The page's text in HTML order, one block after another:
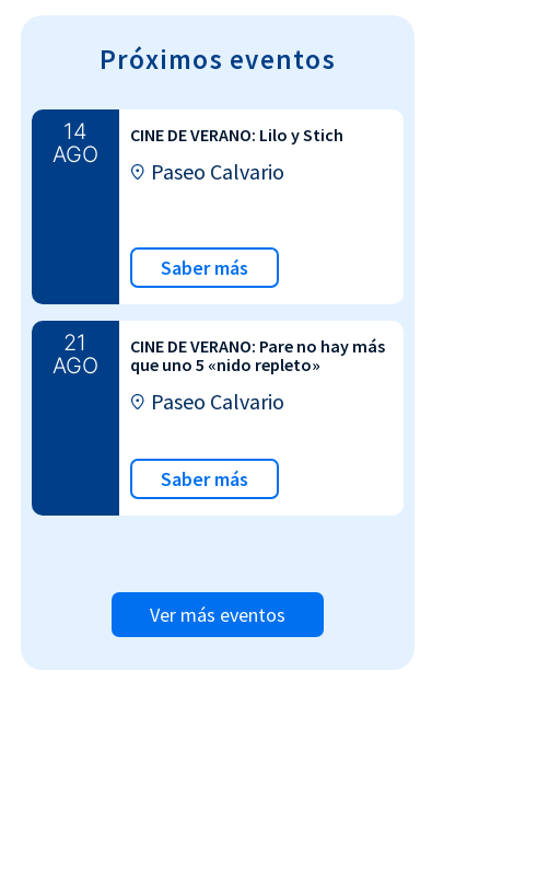
Próximos eventos
14
AGO
CINE DE VERANO: Lilo y Stich
Paseo Calvario
Saber más
21
AGO
CINE DE VERANO: Pare no hay más
que uno 5 «nido repleto»
Paseo Calvario
Saber más
Ver más eventos